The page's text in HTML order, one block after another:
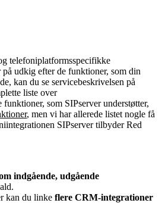
telefoniplatformsspecifikke
udkig efter de funktioner, som din
kan du se servicebeskrivelsen på
liste over
som SIPserver understøtter,
, men vi har allerede listet nogle få
SIPserver tilbyder Red
indgående, udgående
kan du linke flere CRM-integrationer